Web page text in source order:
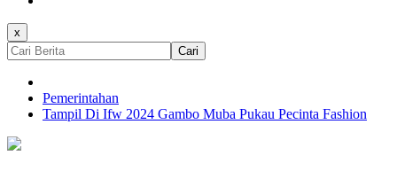
x
Cari
Pemerintahan
Tampil Di Ifw 2024 Gambo Muba Pukau Pecinta Fashion